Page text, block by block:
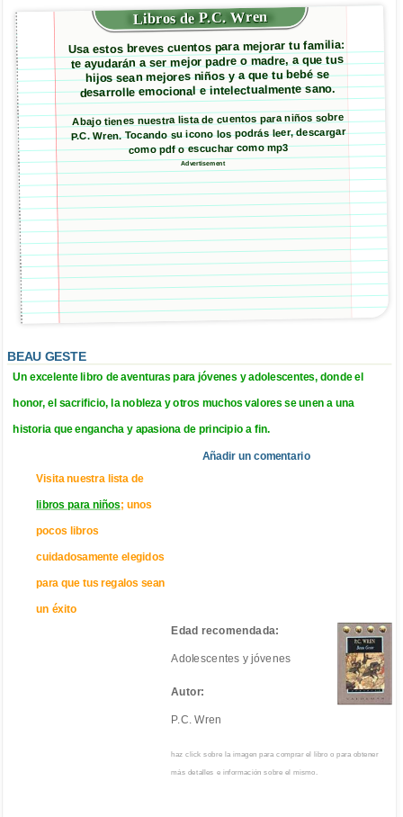
Libros de P.C. Wren
Usa estos breves cuentos para mejorar tu familia:
te ayudarán a ser mejor padre o madre, a que tus
hijos sean mejores niños y a que tu bebé se
desarrolle emocional e intelectualmente sano.
Abajo tienes nuestra lista de cuentos para niños sobre
P.C. Wren. Tocando su icono los podrás leer, descargar
como pdf o escuchar como mp3
Advertisement
BEAU GESTE
Un excelente libro de aventuras para jóvenes y adolescentes, donde el
honor, el sacrificio, la nobleza y otros muchos valores se unen a una
historia que engancha y apasiona de principio a fin.
Visita nuestra lista de
libros para niños; unos
pocos libros
cuidadosamente elegidos
para que tus regalos sean
un éxito
Edad recomendada:
Adolescentes y jóvenes
Autor:
P.C. Wren
haz click sobre la imagen para comprar el libro o para obtener
más detalles e información sobre el mismo.
Añadir un comentario